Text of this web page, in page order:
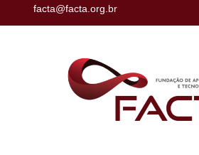
facta@facta.org.br